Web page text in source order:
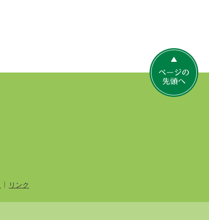
ー
ジ
の
リンク